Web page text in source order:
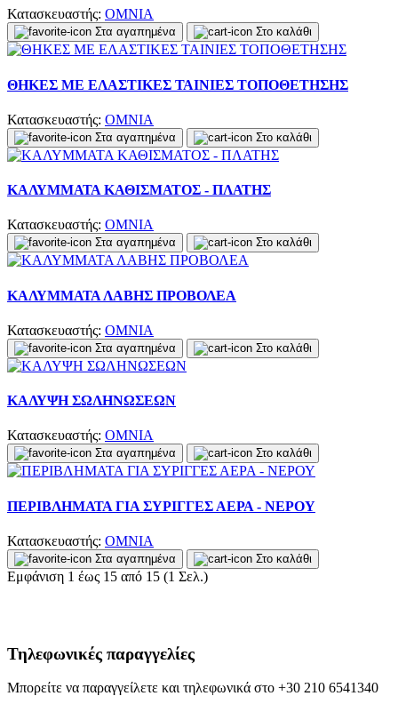
Κατασκευαστής: OMNIA
Στα αγαπημένα Στο καλάθι
ΘΗΚΕΣ ΜΕ ΕΛΑΣΤΙΚΕΣ ΤΑΙΝΙΕΣ ΤΟΠΟΘΕΤΗΣΗΣ
Κατασκευαστής: OMNIA
Στα αγαπημένα Στο καλάθι
ΚΑΛΥΜΜΑΤΑ ΚΑΘΙΣΜΑΤΟΣ - ΠΛΑΤΗΣ
Κατασκευαστής: OMNIA
Στα αγαπημένα Στο καλάθι
ΚΑΛΥΜΜΑΤΑ ΛΑΒΗΣ ΠΡΟΒΟΛΕΑ
Κατασκευαστής: OMNIA
Στα αγαπημένα Στο καλάθι
ΚΑΛΥΨΗ ΣΩΛΗΝΩΣΕΩΝ
Κατασκευαστής: OMNIA
Στα αγαπημένα Στο καλάθι
ΠΕΡΙΒΛΗΜΑΤΑ ΓΙΑ ΣΥΡΙΓΓΕΣ ΑΕΡΑ - ΝΕΡΟΥ
Κατασκευαστής: OMNIA
Στα αγαπημένα Στο καλάθι
Εμφάνιση 1 έως 15 από 15 (1 Σελ.)
Τηλεφωνικές παραγγελίες
Μπορείτε να παραγγείλετε και τηλεφωνικά στο +30 210 6541340